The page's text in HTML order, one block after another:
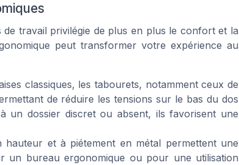
de travail privilégie de plus en plus le confort et la
peut transformer votre expérience au
classiques, les tabourets, notamment ceux de
de réduire les tensions sur le bas du dos
un dossier discret ou absent, ils favorisent une
hauteur et à piétement en métal permettent une
un bureau ergonomique ou pour une utilisation